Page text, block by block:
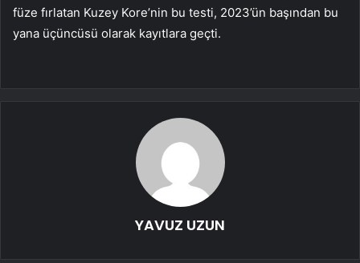
füze fırlatan Kuzey Kore’nin bu testi, 2023’ün başından bu
yana üçüncüsü olarak kayıtlara geçti.
YAVUZ UZUN